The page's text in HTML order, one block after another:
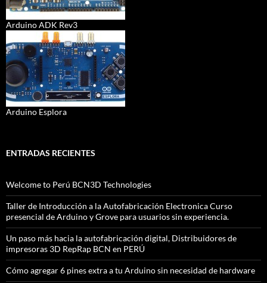
Arduino ADK Rev3
Arduino Esplora
ENTRADAS RECIENTES
Welcome to Perú BCN3D Technologies
Taller de Introducción a la Autofabricación Electronica Curso
presencial de Arduino y Grove para usuarios sin experiencia.
Un paso más hacia la autofabricación digital, Distribuidores de
impresoras 3D RepRap BCN en PERÚ
Cómo agregar 6 pines extra a tu Arduino sin necesidad de hardware